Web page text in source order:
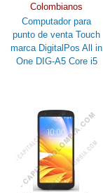
Colombianos
Computador para
punto de venta Touch
marca DigitalPos All in
One DIG-A5 Core i5